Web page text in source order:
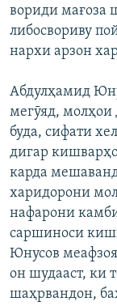
вориди мағоза
либосвориву
нархи арзон
Абдулҳамид
мегӯяд, молҳои
буда, сифати
дигар
карда
харидорони
нафарони
саршиноси
Юнусов
он шудааст, ки
шаҳрвандон,